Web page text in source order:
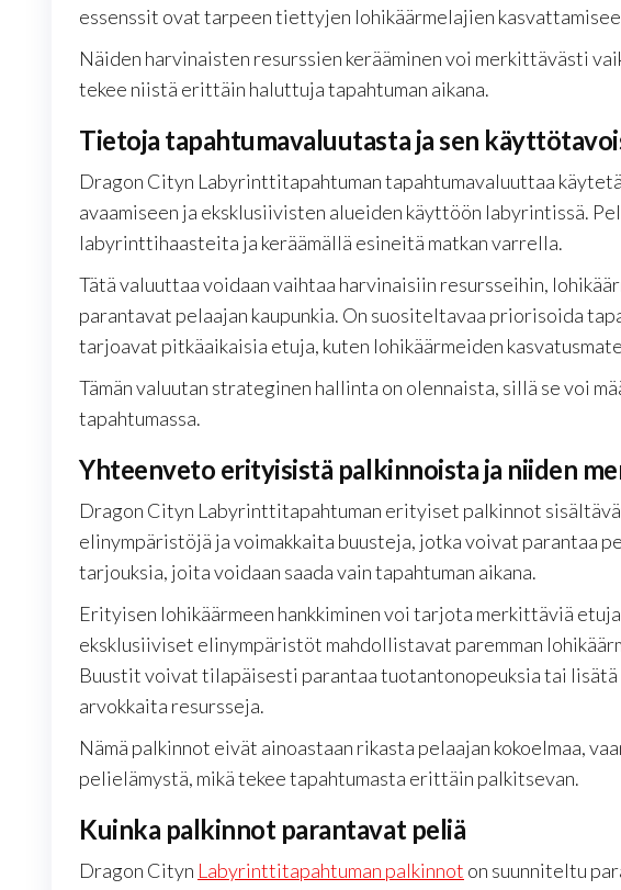
essenssit ovat tarpeen tiettyjen lohikäärmelajien
Näiden harvinaisten resurssien kerääminen voi merkittävästi
tekee niistä erittäin haluttuja tapahtuman aikana.
Tietoja tapahtumavaluutasta ja sen
Dragon Cityn Labyrinttitapahtuman tapahtumavaluuttaa
avaamiseen ja eksklusiivisten alueiden käyttöön labyrintissä.
labyrinttihaasteita ja keräämällä esineitä matkan varrella.
Tätä valuuttaa voidaan vaihtaa harvinaisiin resursseihin,
parantavat pelaajan kaupunkia. On suositeltavaa priorisoida
tarjoavat pitkäaikaisia etuja, kuten lohikäärmeiden
Tämän valuutan strateginen hallinta on olennaista, sillä se voi
tapahtumassa.
Yhteenveto erityisistä palkinnoista ja niiden
Dragon Cityn Labyrinttitapahtuman erityiset palkinnot
elinympäristöjä ja voimakkaita buusteja, jotka voivat parantaa
tarjouksia, joita voidaan saada vain tapahtuman aikana.
Erityisen lohikäärmeen hankkiminen voi tarjota merkittäviä
eksklusiiviset elinympäristöt mahdollistavat paremman
Buustit voivat tilapäisesti parantaa tuotantonopeuksia tai lisätä
arvokkaita resursseja.
Nämä palkinnot eivät ainoastaan rikasta pelaajan kokoelmaa,
pelielämystä, mikä tekee tapahtumasta erittäin palkitsevan.
Kuinka palkinnot parantavat peliä
Dragon Cityn Labyrinttitapahtuman palkinnot on suunniteltu